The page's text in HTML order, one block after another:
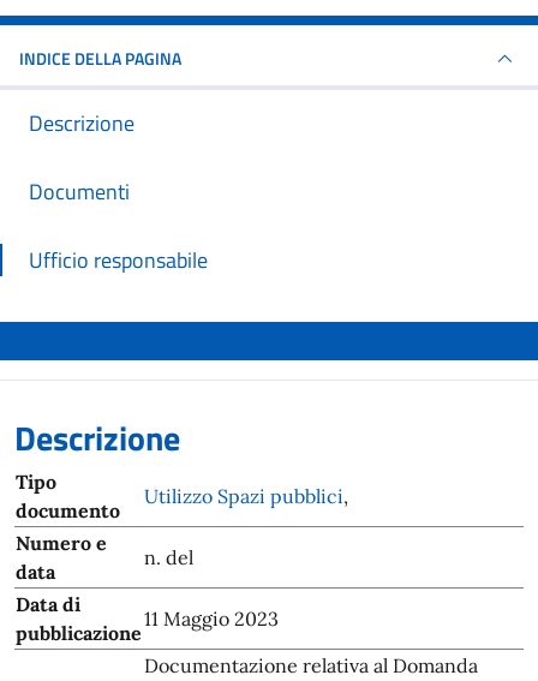
INDICE DELLA PAGINA
Descrizione
Documenti
Ufficio responsabile
Descrizione
Tipo
documento
Utilizzo Spazi pubblici,
Numero e
data
n. del
Data di
pubblicazione
11 Maggio 2023
Documentazione relativa al Domanda